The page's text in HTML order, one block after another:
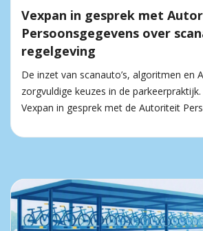
Vexpan in gesprek met
Persoonsgegevens over
regelgeving
De inzet van scanauto’s, algoritmen en
zorgvuldige keuzes in de
Vexpan in gesprek met de Autoriteit